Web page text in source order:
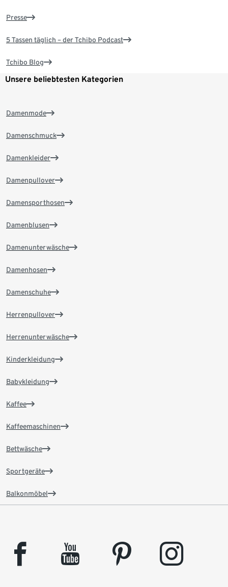
Presse
5 Tassen täglich – der Tchibo Podcast
Tchibo Blog
Unsere beliebtesten Kategorien
Damenmode
Damenschmuck
Damenkleider
Damenpullover
Damensporthosen
Damenblusen
Damenunterwäsche
Damenhosen
Damenschuhe
Herrenpullover
Herrenunterwäsche
Kinderkleidung
Babykleidung
Kaffee
Kaffeemaschinen
Bettwäsche
Sportgeräte
Balkonmöbel
facebook youtube pinterest instagram